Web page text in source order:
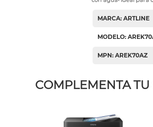
MARCA: ARTLINE
MODELO:
MPN: AREK70AZ
COMPLEMENTA